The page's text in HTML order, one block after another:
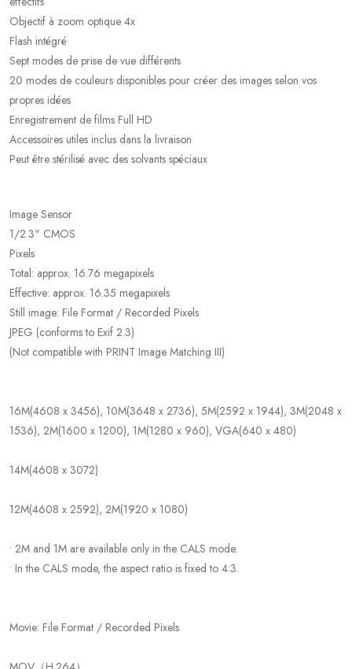
Objectif à zoom optique 4x
Flash intégré
Sept modes de prise de vue différents
20 modes de couleurs disponibles pour créer des images selon vos
propres idées
Enregistrement de films Full HD
Accessoires utiles inclus dans la livraison
Peut être stérilisé avec des solvants spéciaux
Image Sensor
1/2.3" CMOS
Pixels
Total: approx. 16.76 megapixels
Effective: approx. 16.35 megapixels
Still image: File Format / Recorded Pixels
JPEG (conforms to Exif 2.3)
(Not compatible with PRINT Image Matching III)
16M(4608 x 3456), 10M(3648 x 2736), 5M(2592 x 1944), 3M(2048 x
1536), 2M(1600 x 1200), 1M(1280 x 960), VGA(640 x 480)
14M(4608 x 3072)
12M(4608 x 2592), 2M(1920 x 1080)
• 2M and 1M are available only in the CALS mode.
• In the CALS mode, the aspect ratio is fixed to 4:3.
Movie: File Format / Recorded Pixels